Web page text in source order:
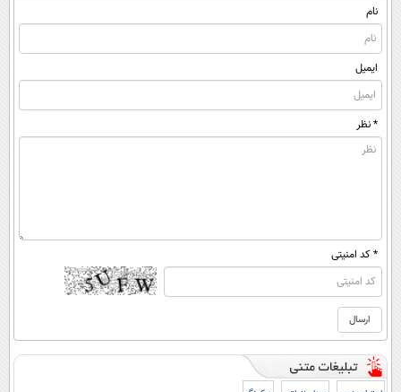
نام
ایمیل
* نظر
* کد امنیتی